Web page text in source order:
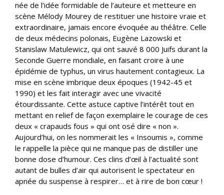
née de l’idée formidable de l’auteure et metteure en
scène Mélody Mourey de restituer une histoire vraie et
extraordinaire, jamais encore évoquée au théâtre. Celle
de deux médecins polonais, Eugène Lazowski et
Stanislaw Matulewicz, qui ont sauvé 8 000 Juifs durant la
Seconde Guerre mondiale, en faisant croire à une
épidémie de typhus, un virus hautement contagieux. La
mise en scène imbrique deux époques (1942-45 et
1990) et les fait interagir avec une vivacité
étourdissante. Cette astuce captive l’intérêt tout en
mettant en relief de façon exemplaire le courage de ces
deux « crapauds fous » qui ont osé dire « non ».
Aujourd’hui, on les nommerait les « Insoumis », comme
le rappelle la pièce qui ne manque pas de distiller une
bonne dose d’humour. Ces clins d’œil à l’actualité sont
autant de bulles d’air qui autorisent le spectateur en
apnée du suspense à respirer… et à rire de bon cœur !